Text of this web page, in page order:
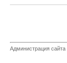
Администрация